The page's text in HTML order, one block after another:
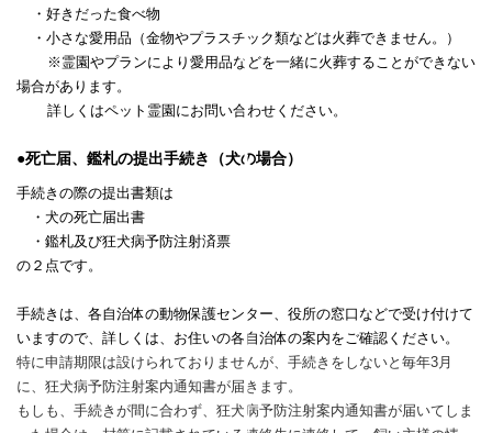
・好きだった食べ物
・小さな愛用品（金物やプラスチック類などは火葬できません。）
※霊園やプランにより愛用品などを一緒に火葬することができない
場合があります。
詳しくはペット霊園にお問い合わせください。
●死亡届、鑑札の提出手続き（犬の場合）
手続きの際の提出書類は
・犬の死亡届出書
・鑑札及び狂犬病予防注射済票
の２点です。
手続きは、各自治体の動物保護センター、役所の窓口などで受け付けて
いますので、詳しくは、お住いの各自治体の案内をご確認ください。
特に申請期限は設けられておりませんが、手続きをしないと毎年3月
に、狂犬病予防注射案内通知書が届きます。
もしも、手続きが間に合わず、狂犬病予防注射案内通知書が届いてしま